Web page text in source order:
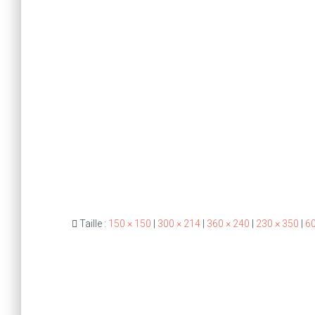
Taille : 150 × 150 | 300 × 214 | 360 × 240 | 230 × 350 |